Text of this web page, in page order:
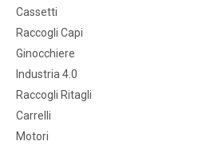
Cassetti
Raccogli Capi
Ginocchiere
Industria 4.0
Raccogli Ritagli
Carrelli
Motori